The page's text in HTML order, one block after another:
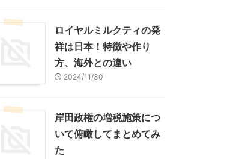
ロイヤルミルクティの発
祥は日本！特徴や作り
方、海外との違い
2024/11/30
岸田政権の増税施策につ
いて俯瞰してまとめてみ
た